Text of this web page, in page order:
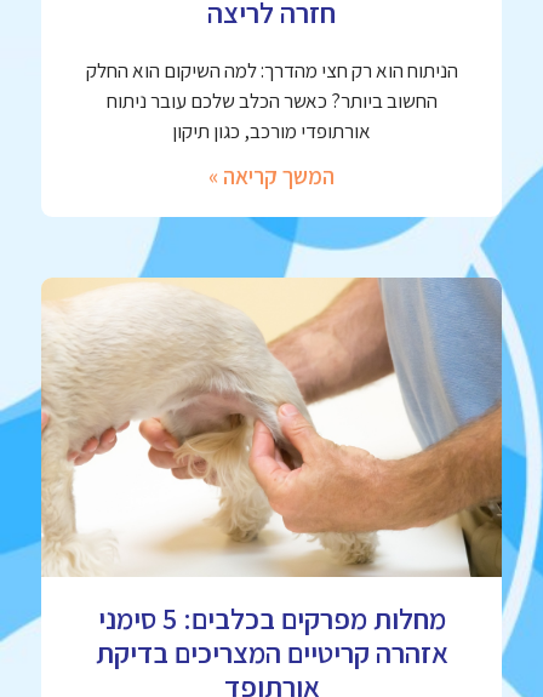
חזרה לריצה
הניתוח הוא רק חצי מהדרך: למה השיקום הוא החלק
החשוב ביותר? כאשר הכלב שלכם עובר ניתוח
אורתופדי מורכב, כגון תיקון
המשך קריאה »
מחלות מפרקים בכלבים: 5 סימני
אזהרה קריטיים המצריכים בדיקת
אורתופד